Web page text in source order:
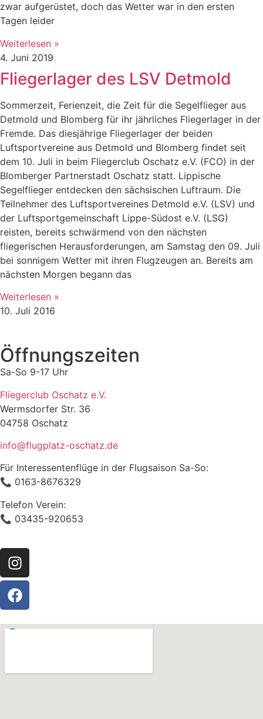
zwar aufgerüstet, doch das Wetter war in den ersten
Tagen leider
Weiterlesen »
4. Juni 2019
Fliegerlager des LSV Detmold
Sommerzeit, Ferienzeit, die Zeit für die Segelflieger aus
Detmold und Blomberg für ihr jährliches Fliegerlager in der
Fremde. Das diesjährige Fliegerlager der beiden
Luftsportvereine aus Detmold und Blomberg findet seit
dem 10. Juli in beim Fliegerclub Oschatz e.V. (FCO) in der
Blomberger Partnerstadt Oschatz statt. Lippische
Segelflieger entdecken den sächsischen Luftraum. Die
Teilnehmer des Luftsportvereines Detmold e.V. (LSV) und
der Luftsportgemeinschaft Lippe-Südost e.V. (LSG)
reisten, bereits schwärmend von den nächsten
fliegerischen Herausforderungen, am Samstag den 09. Juli
bei sonnigem Wetter mit ihren Flugzeugen an. Bereits am
nächsten Morgen begann das
Weiterlesen »
10. Juli 2016
Öffnungszeiten
Sa-So 9-17 Uhr
Fliegerclub Oschatz e.V.
Wermsdorfer Str. 36
04758 Oschatz
info@flugplatz-oschatz.de
Für Interessentenflüge in der Flugsaison Sa-So:
📞 0163-8676329
Telefon Verein:
📞 03435-920653